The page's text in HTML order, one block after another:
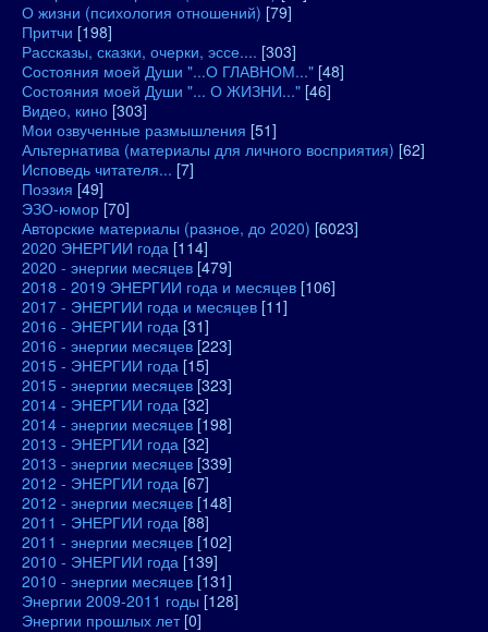
О жизни (психология отношений) [79]
Притчи [198]
Рассказы, сказки, очерки, эссе.... [303]
Состояния моей Души "...О ГЛАВНОМ..." [48]
Состояния моей Души "... О ЖИЗНИ..." [46]
Видео, кино [303]
Мои озвученные размышления [51]
Альтернатива (материалы для личного восприятия) [62]
Исповедь читателя... [7]
Поэзия [49]
ЭЗО-юмор [70]
Авторские материалы (разное, до 2020) [6023]
2020 ЭНЕРГИИ года [114]
2020 - энергии месяцев [479]
2018 - 2019 ЭНЕРГИИ года и месяцев [106]
2017 - ЭНЕРГИИ года и месяцев [11]
2016 - ЭНЕРГИИ года [31]
2016 - энергии месяцев [223]
2015 - ЭНЕРГИИ года [15]
2015 - энергии месяцев [323]
2014 - ЭНЕРГИИ года [32]
2014 - энергии месяцев [198]
2013 - ЭНЕРГИИ года [32]
2013 - энергии месяцев [339]
2012 - ЭНЕРГИИ года [67]
2012 - энергии месяцев [148]
2011 - ЭНЕРГИИ года [88]
2011 - энергии месяцев [102]
2010 - ЭНЕРГИИ года [139]
2010 - энергии месяцев [131]
Энергии 2009-2011 годы [128]
Энергии прошлых лет [0]